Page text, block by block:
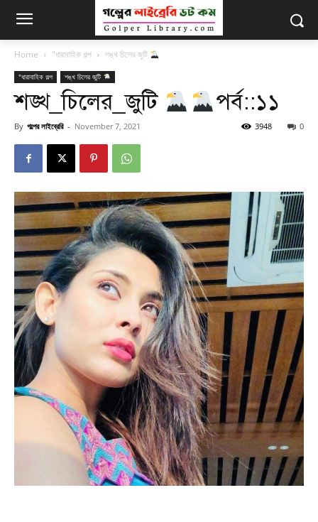
Home "ধারাবাহিক গল্প শঙ্খ চিলের জুটি
"ধারাবাহিক গল্প শঙ্খ চিলের জুটি
শঙ্খ_চিলের_জুটি পর্ব::১১
By গল্পের লাইব্রেরি - November 7, 2021 0
3948